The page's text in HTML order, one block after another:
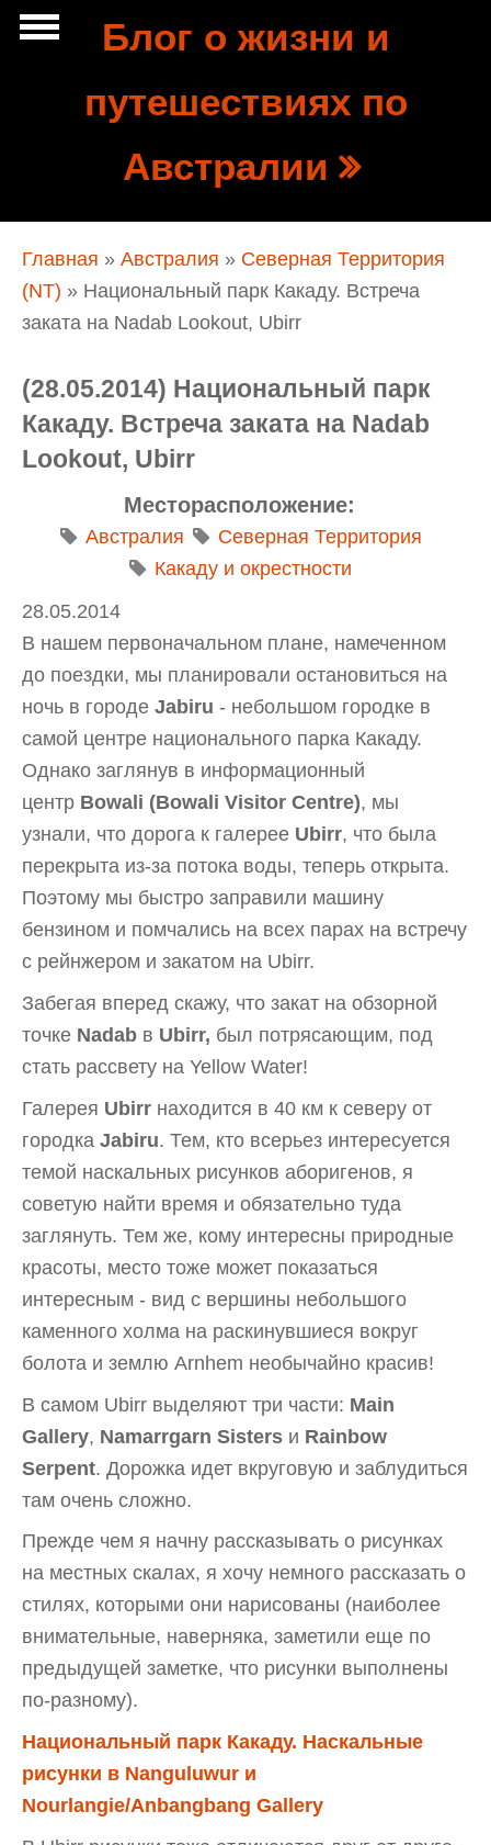
Перейти к основному содержанию
Блог о жизни и
путешествиях по
Австралии
Navigation
Вы здесь
Главная » Австралия » Северная Территория
(NT) » Национальный парк Какаду. Встреча
заката на Nadab Lookout, Ubirr
(28.05.2014) Национальный парк
Какаду. Встреча заката на Nadab
Lookout, Ubirr
Месторасположение:
Австралия
Северная Территория
Какаду и окрестности
28.05.2014
В нашем первоначальном плане, намеченном
до поездки, мы планировали остановиться на
ночь в городе Jabiru - небольшом городке в
самой центре национального парка Какаду.
Однако заглянув в информационный
центр Bowali (Bowali Visitor Centre), мы
узнали, что дорога к галерее Ubirr, что была
перекрыта из-за потока воды, теперь открыта.
Поэтому мы быстро заправили машину
бензином и помчались на всех парах на встречу
с рейнжером и закатом на Ubirr.
Забегая вперед скажу, что закат на обзорной
точке Nadab в Ubirr, был потрясающим, под
стать рассвету на Yellow Water!
Галерея Ubirr находится в 40 км к северу от
городка Jabiru. Тем, кто всерьез интересуется
темой наскальных рисунков аборигенов, я
советую найти время и обязательно туда
заглянуть. Тем же, кому интересны природные
красоты, место тоже может показаться
интересным - вид с вершины небольшого
каменного холма на раскинувшиеся вокруг
болота и землю Arnhem необычайно красив!
В самом Ubirr выделяют три части: Main
Gallery, Namarrgarn Sisters и Rainbow
Serpent. Дорожка идет вкруговую и заблудиться
там очень сложно.
Прежде чем я начну рассказывать о рисунках
на местных скалах, я хочу немного рассказать о
стилях, которыми они нарисованы (наиболее
внимательные, наверняка, заметили еще по
предыдущей заметке, что рисунки выполнены
по-разному).
Национальный парк Какаду. Наскальные
рисунки в Nanguluwur и
Nourlangie/Anbangbang Gallery